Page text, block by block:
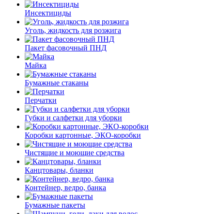
Инсектициды
Уголь, жидкость для розжига
Пакет фасовочный ПНД
Майка
Бумажные стаканы
Перчатки
Губки и салфетки для уборки
Коробки картонные, ЭКО-коробки
Чистящие и моющие средства
Канцтовары, бланки
Контейнер, ведро, банка
Бумажные пакеты